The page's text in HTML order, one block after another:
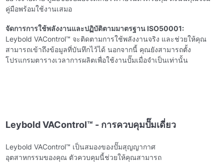
คู่มือพร้อมใช้งานเสมอ
จัดการการใช้พลังงานและปฏิบัติตามมาตรฐาน ISO50001:
Leybold VAControl™ จะติดตามการใช้พลังงานจริง และช่วยให้คุณ
สามารถเข้าถึงข้อมูลที่บันทึกไว้ได้ นอกจากนี้ คุณยังสามารถตั้ง
โปรแกรมตารางเวลาการผลิตเพื่อใช้งานปั๊มเมื่อจําเป็นเท่านั้น
Leybold VAControl™ - การควบคุมปั๊มเดี่ยว
Leybold VAControl™ เป็นสมองของปั๊มสุญญากาศ
อุตสาหกรรมของคุณ ตัวควบคุมนี้ช่วยให้คุณสามารถ